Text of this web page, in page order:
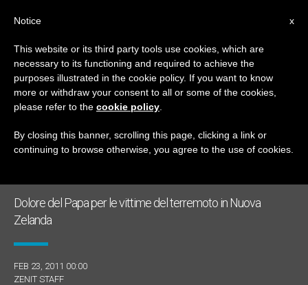
GIORNO
Febbraio 23rd, 2011
ULTIME NOTIZIE
Dolore del Papa per le vittime del terremoto in Nuova
Zelanda
FEB 23, 2011 00:00
ZENIT STAFF
x
Notice
This website or its third party tools use cookies, which are
necessary to its functioning and required to achieve the
purposes illustrated in the cookie policy. If you want to know
more or withdraw your consent to all or some of the cookies,
please refer to the cookie policy
By closing this banner, scrolling this page, clicking a link or
continuing to browse otherwise, you agree to the use of cookies.